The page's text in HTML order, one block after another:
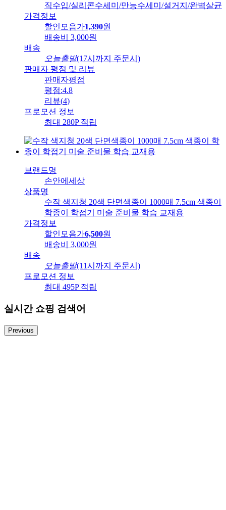
직수입/실리콘수세미/만능수세미/설거지/완벽살균
가격정보
할인모음가1,390원
배송비
3,000원
배송
오늘출발(17시까지 주문시)
판매자 평점 및 리뷰
판매자평점
평점:4.8
리뷰(4)
프로모션 정보
최대 280P 적립
브랜드명
손안에세상
상품명
수작 색지청 20색 단면색종이 1000매 7.5cm 색종이
학종이 학접기 미술 준비물 학습 교재용
가격정보
할인모음가6,500원
배송비
3,000원
배송
오늘출발(11시까지 주문시)
프로모션 정보
최대 495P 적립
실시간 쇼핑 검색어
Previous